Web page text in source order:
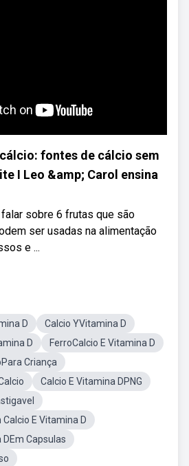
fontes de cálcio sem
I Leo &amp; Carol ensina
sobre 6 frutas que são
ser usadas na alimentação
e ...
D
Calcio YVitamina D
D
FerroCalcio E Vitamina D
Criança
Calcio E Vitamina DPNG
E Vitamina D
Capsulas